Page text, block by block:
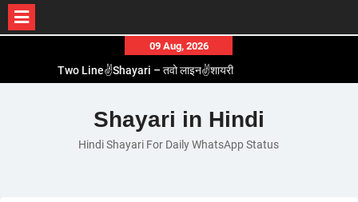
content
09 Aug, 2026
Two Line✌️Shayari – तवो लाइन✌️शायरी
Romantic Love😽Status – रोमांटिक लव😽स्टेटस
Love🥳Poetry In Hindi – लव🥳पोएट्री इन हिंदी
1 Line☝️Shayari In Hindi – १ लाइन☝️शायरी इन हिंदी
Shayari in Hindi
Hindi Shayari For Daily WhatsApp Status